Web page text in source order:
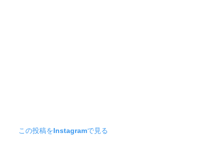
この投稿をInstagramで見る